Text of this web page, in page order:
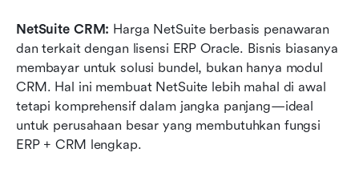
NetSuite CRM: Harga NetSuite berbasis penawaran
dan terkait dengan lisensi ERP Oracle. Bisnis biasanya
membayar untuk solusi bundel, bukan hanya modul
CRM. Hal ini membuat NetSuite lebih mahal di awal
tetapi komprehensif dalam jangka panjang—ideal
untuk perusahaan besar yang membutuhkan fungsi
ERP + CRM lengkap.